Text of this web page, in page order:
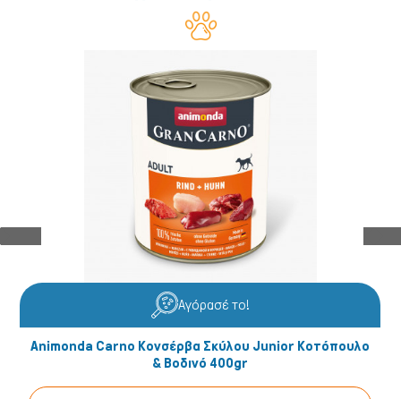
Αγόρασέ το!
Animonda Carno Κονσέρβα Σκύλου Junior Κοτόπουλο
& Βοδινό 400gr